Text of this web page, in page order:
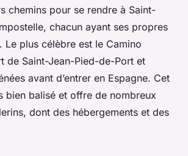
chemins pour se rendre à Saint-
chacun ayant ses propres
Le plus célèbre est le Camino
de Saint-Jean-Pied-de-Port et
avant d’entrer en Espagne. Cet
bien balisé et offre de nombreux
dont des hébergements et des